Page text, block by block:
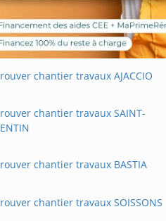
chantier travaux AJACCIO
chantier travaux SAINT-
chantier travaux BASTIA
chantier travaux SOISSONS